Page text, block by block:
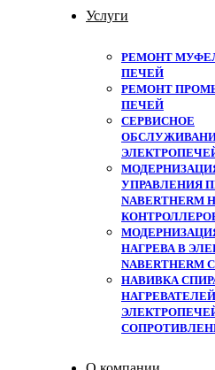
Услуги
РЕМОНТ
ПЕЧЕЙ
РЕМОНТ
ПЕЧЕЙ
СЕРВИСНОЕ
УПРАВЛЕНИЯ
NABERTHERM
НАГРЕВА В
NABERTHERM
НАВИВКА